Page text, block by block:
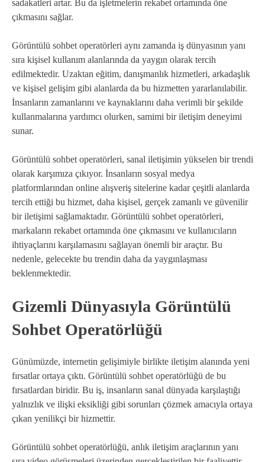
sadakatleri artar. Bu da işletmelerin rekabet ortamında öne
çıkmasını sağlar.
Görüntülü sohbet operatörleri aynı zamanda iş dünyasının yanı
sıra kişisel kullanım alanlarında da yaygın olarak tercih
edilmektedir. Uzaktan eğitim, danışmanlık hizmetleri, arkadaşlık
ve kişisel gelişim gibi alanlarda da bu hizmetten yararlanılabilir.
İnsanların zamanlarını ve kaynaklarını daha verimli bir şekilde
kullanmalarına yardımcı olurken, samimi bir iletişim deneyimi
sunar.
Görüntülü sohbet operatörleri, sanal iletişimin yükselen bir trendi
olarak karşımıza çıkıyor. İnsanların sosyal medya
platformlarından online alışveriş sitelerine kadar çeşitli alanlarda
tercih ettiği bu hizmet, daha kişisel, gerçek zamanlı ve güvenilir
bir iletişimi sağlamaktadır. Görüntülü sohbet operatörleri,
markaların rekabet ortamında öne çıkmasını ve kullanıcıların
ihtiyaçlarını karşılamasını sağlayan önemli bir araçtır. Bu
nedenle, gelecekte bu trendin daha da yaygınlaşması
beklenmektedir.
Gizemli Dünyasıyla Görüntülü
Sohbet Operatörlüğü
Günümüzde, internetin gelişimiyle birlikte iletişim alanında yeni
fırsatlar ortaya çıktı. Görüntülü sohbet operatörlüğü de bu
fırsatlardan biridir. Bu iş, insanların sanal dünyada karşılaştığı
yalnızlık ve ilişki eksikliği gibi sorunları çözmek amacıyla ortaya
çıkan yenilikçi bir hizmettir.
Görüntülü sohbet operatörlüğü, anlık iletişim araçlarının yanı